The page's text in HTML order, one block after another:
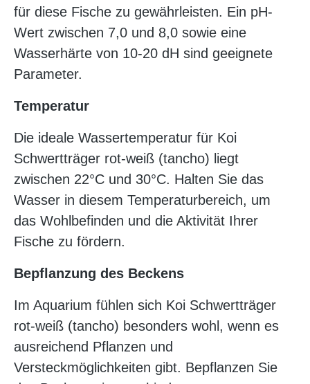
für diese Fische zu gewährleisten. Ein pH-
Wert zwischen 7,0 und 8,0 sowie eine
Wasserhärte von 10-20 dH sind geeignete
Parameter.
Temperatur
Die ideale Wassertemperatur für Koi
Schwertträger rot-weiß (tancho) liegt
zwischen 22°C und 30°C. Halten Sie das
Wasser in diesem Temperaturbereich, um
das Wohlbefinden und die Aktivität Ihrer
Fische zu fördern.
Bepflanzung des Beckens
Im Aquarium fühlen sich Koi Schwertträger
rot-weiß (tancho) besonders wohl, wenn es
ausreichend Pflanzen und
Versteckmöglichkeiten gibt. Bepflanzen Sie